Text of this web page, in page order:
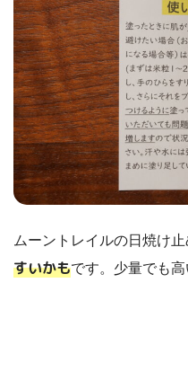
ムーントレイルの日焼け止
すいかもです。少量でも高